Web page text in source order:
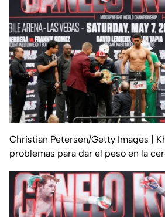
Christian Petersen/Getty Images |
problemas para dar el peso en la